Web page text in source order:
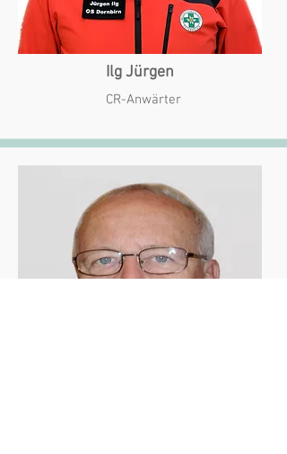
Ilg Jürgen
CR-Anwärter